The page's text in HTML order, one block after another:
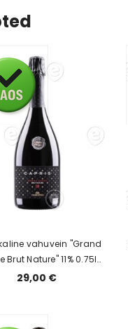
vahuvein "Grand
Brut Nature" 11% 0.75l
kinkekarbis
29,00 €